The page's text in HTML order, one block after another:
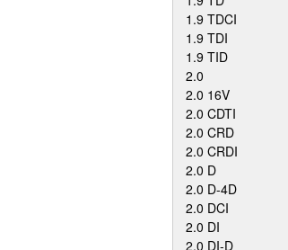
1.9 TDCI
1.9 TDI
1.9 TID
2.0
2.0 16V
2.0 CDTI
2.0 CRD
2.0 CRDI
2.0 D
2.0 D-4D
2.0 DCI
2.0 DI
2.0 DI-D